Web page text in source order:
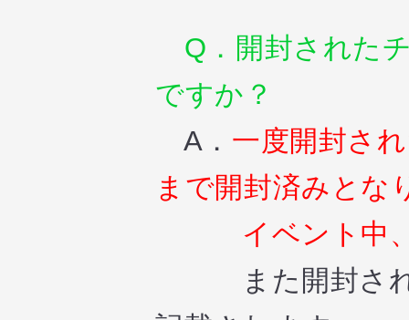
Q．開封された
ですか？
A． 一度開封さ
まで開封済みとな
イベント中、
また開封され